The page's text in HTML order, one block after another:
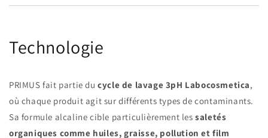
Technologie
PRIMUS fait partie ducycle de lavage 3pH Labocosmetica,
où chaque produit agit sur différents types de contaminants.
Sa formule alcaline cible particulièrement lessaletés
organiques comme huiles, graisse, pollution et film